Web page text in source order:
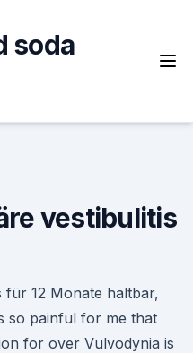
soda
vestibulitis
für 12 Monate haltbar,
so painful for me that
for over Vulvodynia is